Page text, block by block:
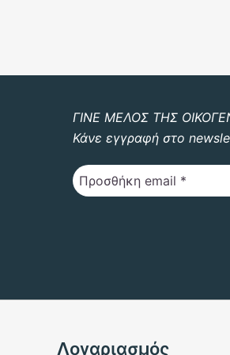
ΓΙΝΕ ΜΕΛΟΣ ΤΗΣ
Κάνε εγγραφή στο
Λογαριασμός